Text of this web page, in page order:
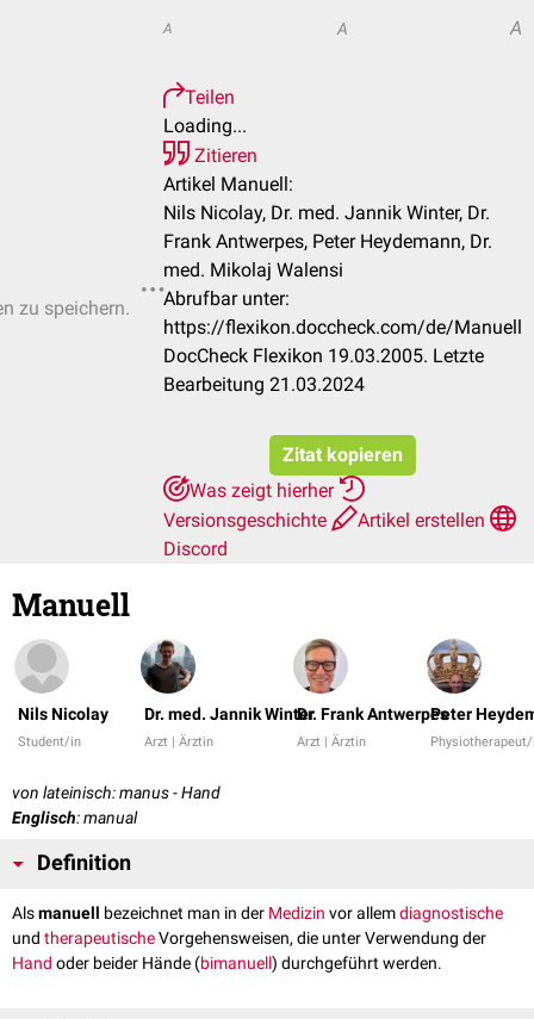
zu speichern.
A A A
Teilen
Loading...
Zitieren
Artikel Manuell:
Nils Nicolay, Dr. med. Jannik Winter, Dr.
Frank Antwerpes, Peter Heydemann, Dr.
med. Mikolaj Walensi
Abrufbar unter:
https://flexikon.doccheck.com/de/Manuell
DocCheck Flexikon 19.03.2005. Letzte
Bearbeitung 21.03.2024
Zitat kopieren
Was zeigt hierher
Versionsgeschichte
Artikel erstellen
Discord
Manuell
Nils Nicolay
Student/in
Dr. med. Jannik Winter
Arzt | Ärztin
Dr. Frank Antwerpes
Arzt | Ärztin
Peter
von lateinisch: manus - Hand
Englisch: manual
Definition
Alsmanuell bezeichnet man in der Medizin vor allemdiagnostische
und therapeutischeVorgehensweisen, die unter Verwendung der
Hand oder beider Hände (bimanuell) durchgeführt werden.